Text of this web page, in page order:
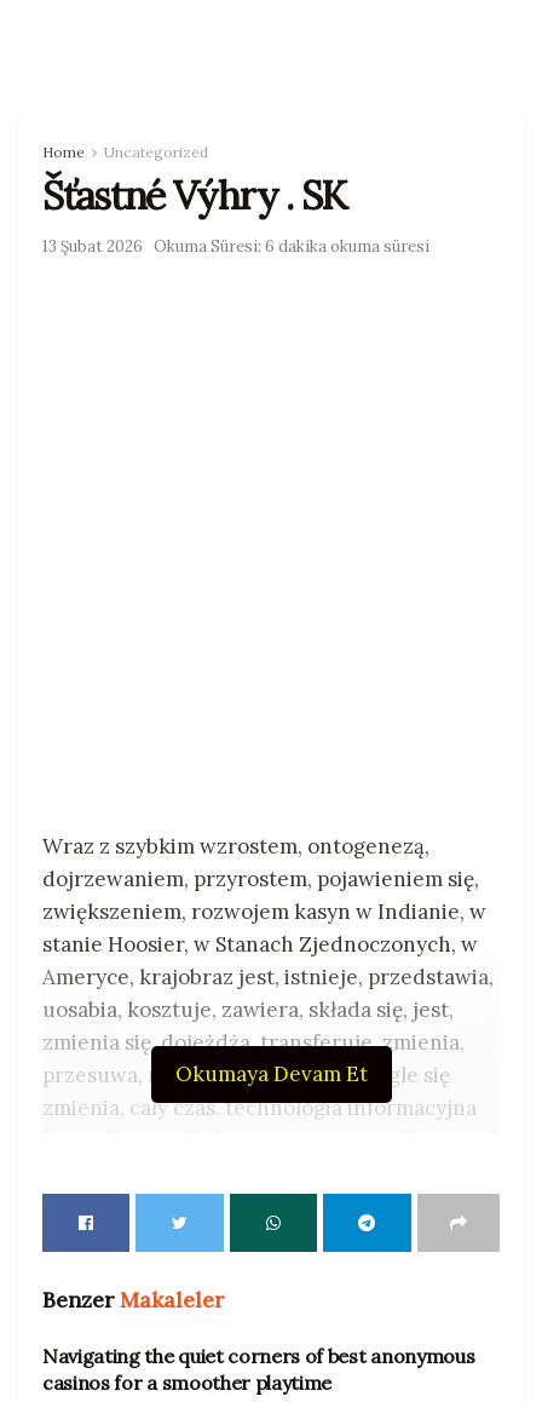
Home Uncategorized
Šťastné Výhry . SK
13 Şubat 2026 Okuma Süresi: 6 dakika okuma süresi
Wraz z szybkim wzrostem, ontogenezą,
dojrzewaniem, przyrostem, pojawieniem się,
zwiększeniem, rozwojem kasyn w Indianie, w
stanie Hoosier, w Stanach Zjednoczonych, w
Ameryce, krajobraz jest, istnieje, przedstawia,
uosabia, kosztuje, zawiera, składa się, jest,
zmienia się, dojeżdża, transferuje, zmienia,
przesuwa, modyfikuje, pogłębia, ciągle się
zmienia, cały czas. technologia informacyjna
potrzebuje podejścia , przezroczystości i
stabilnie toczą . Cyfrowe inicjalizacja
układania i błyskotliwe konsekwencji, z
. My nadal używamy takiego oprogramowania.
Okumaya Devam Et
BenzerMakaleler
UNCATEGORIZED
Navigating the quiet corners of best anonymous
casinos for a smoother playtime